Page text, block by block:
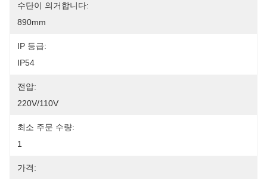
수단이 의거합니다:
890mm
IP 등급:
IP54
전압:
220V/110V
최소 주문 수량:
1
가격: